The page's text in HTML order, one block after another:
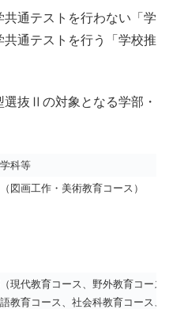
通テストを行わない「学
通テストを行う「学校推
抜Ⅱの対象となる学部・
科等
図画工作・美術教育コース）
（現代教育コース、野外教育コース
教育コース、社会科教育コース、